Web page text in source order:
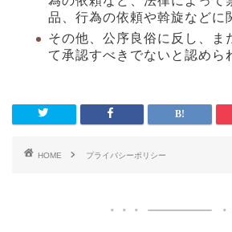
品、行為の依頼や斡旋などに
その他、公序良俗に反し、ま
て承認すべきでないと認めら
HOME プライバシーポリシー